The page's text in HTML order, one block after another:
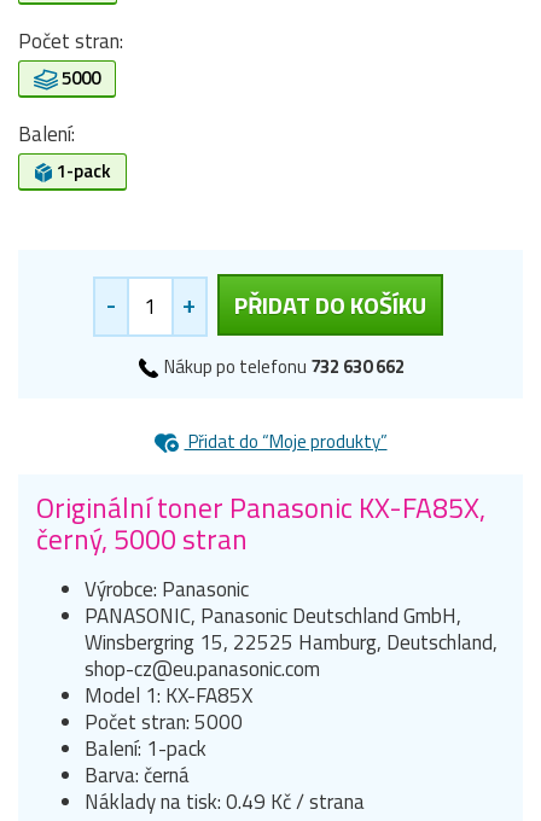
Počet stran:
5000
Balení:
1-pack
- + PŘIDAT DO KOŠÍKU
Nákup po telefonu 732 630 662
Přidat do “Moje produkty”
Originální toner Panasonic KX-FA85X,
černý, 5000 stran
Výrobce: Panasonic
PANASONIC, Panasonic Deutschland GmbH,
Winsbergring 15, 22525 Hamburg, Deutschland,
shop-cz@eu.panasonic.com
Model 1: KX-FA85X
Počet stran: 5000
Balení: 1-pack
Barva: černá
Náklady na tisk: 0.49 Kč / strana